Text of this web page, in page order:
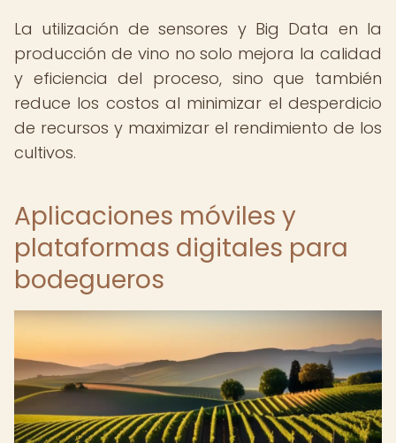
La utilización de sensores y Big Data en la
producción de vino no solo mejora la calidad
y eficiencia del proceso, sino que también
reduce los costos al minimizar el desperdicio
de recursos y maximizar el rendimiento de los
cultivos.
Aplicaciones móviles y
plataformas digitales para
bodegueros